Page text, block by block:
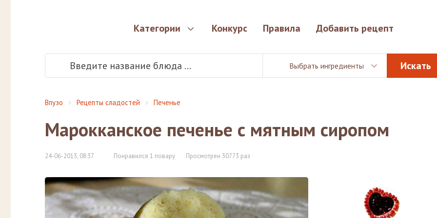
Категории Конкурс Правила Добавить рецепт
Выбрать ингредиенты
Впузо Рецепты сладостей Печенье
Марокканское печенье с мятным сиропом
24-06-2013, 08:37 Понравился 1 повару Просмотрен 30773 раз